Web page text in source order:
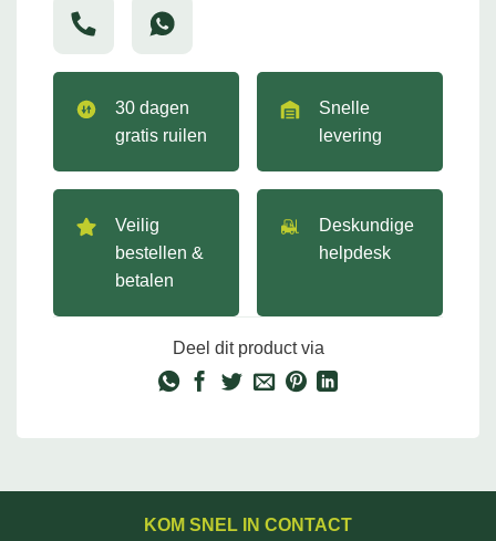
30 dagen
gratis ruilen
Snelle
levering
Veilig
bestellen &
betalen
Deskundige
helpdesk
Deel dit product via
KOM SNEL IN CONTACT